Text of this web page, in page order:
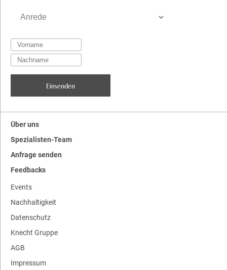
Über uns
Spezialisten-Team
Anfrage senden
Feedbacks
Events
Nachhaltigkeit
Datenschutz
Knecht Gruppe
AGB
Impressum